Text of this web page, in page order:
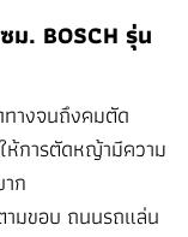
. BOSCH รุ่น
ทางจนถึงคมตัด
ห้การตัดหญ้ามีความ
ก
มขอบ ถนนรถแล่น